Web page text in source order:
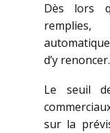
Dès lors
remplies,
d’y renoncer.
Le seuil
sur la